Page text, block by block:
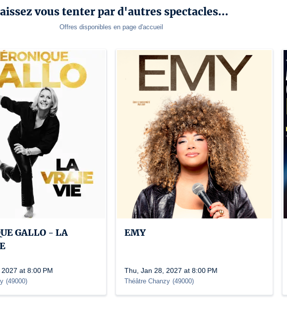
vous tenter par d'autres spectacles...
Offres disponibles en page d'accueil
GALLO - LA
at 8:00 PM
(49000)
EMY
Thu, Jan 28, 2027 at 8:00 PM
Théâtre Chanzy (49000)